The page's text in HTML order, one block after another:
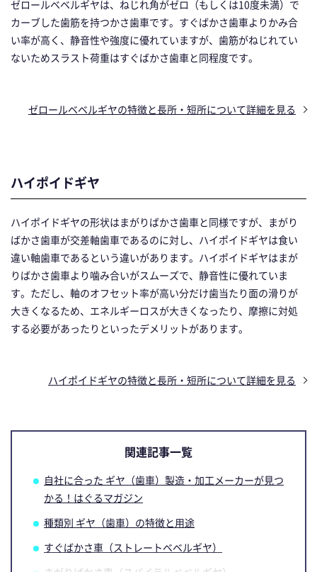
ゼロールベベルギヤは、ねじれ角がゼロ（もしくは10度未満）で
カーブした歯筋を持つかさ歯車です。すぐばかさ歯車よりかみ合
い率が高く、静音性や強度に優れていますが、歯筋がねじれてい
ないためスラスト荷重はすぐばかさ歯車と同程度です。
ゼロールベベルギヤの特徴と長所・短所について詳細を見る
ハイポイドギヤ
ハイポイドギヤの形状はまがりばかさ歯車と同様ですが、まがり
ばかさ歯車が交差軸歯車であるのに対し、ハイポイドギヤは食い
違い軸歯車であるという違いがあります。ハイポイドギヤはまが
りばかさ歯車より噛み合いがスムーズで、静音性に優れていま
す。ただし、軸のオフセット率が高い分だけ歯当たり面の滑りが
大きくなるため、エネルギーロスが大きくなったり、摩擦に対処
する必要があったりといったデメリットがあります。
ハイポイドギヤの特徴と長所・短所について詳細を見る
関連記事一覧
自社に合った ギヤ（歯車）製造・加工メーカーが見つ
かる！はぐるマガジン
種類別 ギヤ（歯車）の特徴と用途
すぐばかさ車（ストレートベベルギヤ）